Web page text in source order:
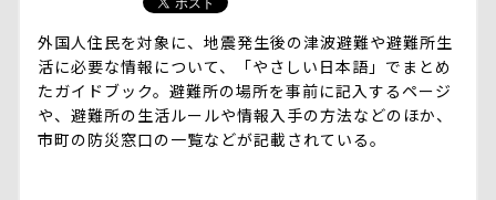
外国人住民を対象に、地震発生後の津波避難や避難所生
活に必要な情報について、「やさしい日本語」でまとめ
たガイドブック。避難所の場所を事前に記入するページ
や、避難所の生活ルールや情報入手の方法などのほか、
市町の防災窓口の一覧などが記載されている。